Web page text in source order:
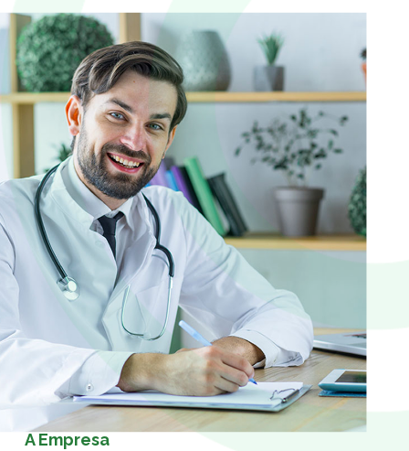
A Empresa